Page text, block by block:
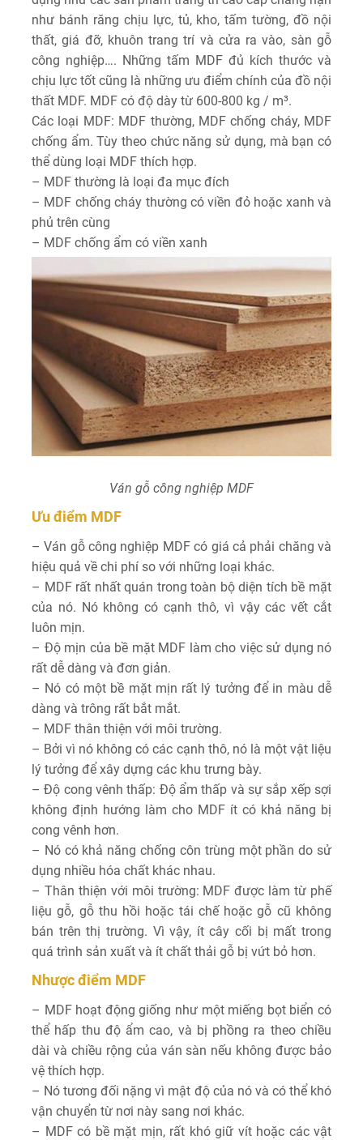
như bánh răng chịu lực, tủ, kho, tấm tường, đồ nội
thất, giá đỡ, khuôn trang trí và cửa ra vào, sàn gỗ
công nghiệp…. Những tấm MDF đủ kích thước và
chịu lực tốt cũng là những ưu điểm chính của đồ nội
thất MDF. MDF có độ dày từ 600-800 kg / m³.
Các loại MDF: MDF thường, MDF chống cháy, MDF
chống ẩm. Tùy theo chức năng sử dụng, mà bạn có
thể dùng loại MDF thích hợp.
– MDF thường là loại đa mục đích
– MDF chống cháy thường có viền đỏ hoặc xanh và
phủ trên cùng
– MDF chống ẩm có viền xanh
Ván gỗ công nghiệp MDF
Ưu điểm MDF
– Ván gỗ công nghiệp MDF có giá cả phải chăng và
hiệu quả về chi phí so với những loại khác.
– MDF rất nhất quán trong toàn bộ diện tích bề mặt
của nó. Nó không có cạnh thô, vì vậy các vết cắt
luôn mịn.
– Độ mịn của bề mặt MDF làm cho việc sử dụng nó
rất dễ dàng và đơn giản.
– Nó có một bề mặt mịn rất lý tưởng để in màu dễ
dàng và trông rất bắt mắt.
– MDF thân thiện với môi trường.
– Bởi vì nó không có các cạnh thô, nó là một vật liệu
lý tưởng để xây dựng các khu trưng bày.
– Độ cong vênh thấp: Độ ẩm thấp và sự sắp xếp sợi
không định hướng làm cho MDF ít có khả năng bị
cong vênh hơn.
– Nó có khả năng chống côn trùng một phần do sử
dụng nhiều hóa chất khác nhau.
– Thân thiện với môi trường: MDF được làm từ phế
liệu gỗ, gỗ thu hồi hoặc tái chế hoặc gỗ cũ không
bán trên thị trường. Vì vậy, ít cây cối bị mất trong
quá trình sản xuất và ít chất thải gỗ bị vứt bỏ hơn.
Nhược điểm MDF
– MDF hoạt động giống như một miếng bọt biển có
thể hấp thu độ ẩm cao, và bị phồng ra theo chiều
dài và chiều rộng của ván sàn nếu không được bảo
vệ thích hợp.
– Nó tương đối nặng vì mật độ của nó và có thể khó
vận chuyển từ nơi này sang nơi khác.
– MDF có bề mặt mịn, rất khó giữ vít hoặc các vật